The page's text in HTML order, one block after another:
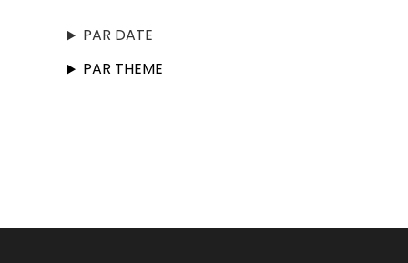
PAR DATE
PAR THEME